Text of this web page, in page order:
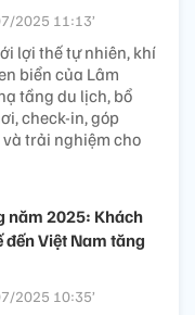
2025 11:13’
lợi thế tự nhiên, khí
biển của Lâm
tầng du lịch, bổ
check-in, góp
trải nghiệm cho
năm 2025: Khách
đến Việt Nam tăng
2025 10:35’